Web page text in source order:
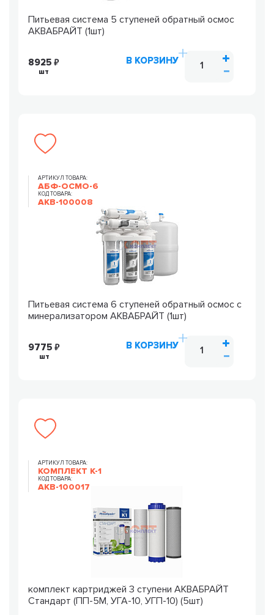
Питьевая система 5 ступеней обратный осмос
АКВАБРАЙТ (1шт)
8925
шт
В КОРЗИНУ
АРТИКУЛ ТОВАРА:
АБФ-ОСМО-6
КОД ТОВАРА:
AKB-100008
Питьевая система 6 ступеней обратный осмос с
минерализатором АКВАБРАЙТ (1шт)
9775
шт
В КОРЗИНУ
АРТИКУЛ ТОВАРА:
КОМПЛЕКТ К-1
КОД ТОВАРА:
AKB-100017
комплект картриджей 3 ступени АКВАБРАЙТ
Стандарт (ПП-5М, УГА-10, УГП-10) (5шт)